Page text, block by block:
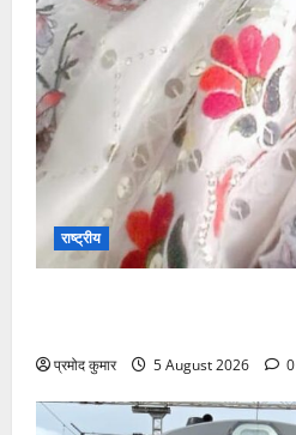
राष्ट्रीय
प्रमोद कुमार 5 August 2026 0